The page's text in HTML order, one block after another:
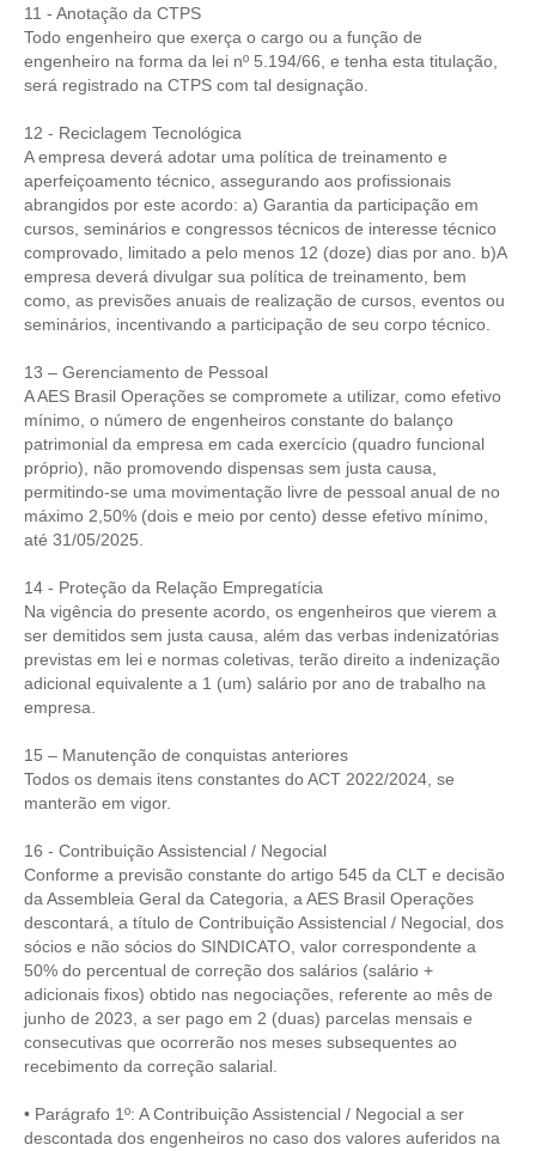
SEESPPREV
CONSÓRCIOS
CAMPANHAS SALARIAIS
COMUNICAÇÃO
PALAVRA DO MURILO
NOTÍCIAS
CONTEÚDO ESPECIAL
JORNAL DO ENGENHEIRO
AGENDA
SEESP NOTÍCIAS
NOTÍCIAS NO WHATSAPP
PUBLICAÇÕES
PUBLICIDADE
MANUAL DE REDAÇÃO
RELEASES
CONTATO
CADASTRO
11 - Anotação da CTPS
Todo engenheiro que exerça o cargo ou a função de
engenheiro na forma da lei nº 5.194/66, e tenha esta titulação,
será registrado na CTPS com tal designação.
12 - Reciclagem Tecnológica
A empresa deverá adotar uma política de treinamento e
aperfeiçoamento técnico, assegurando aos profissionais
abrangidos por este acordo: a) Garantia da participação em
cursos, seminários e congressos técnicos de interesse técnico
comprovado, limitado a pelo menos 12 (doze) dias por ano. b)A
empresa deverá divulgar sua política de treinamento, bem
como, as previsões anuais de realização de cursos, eventos ou
seminários, incentivando a participação de seu corpo técnico.
13 – Gerenciamento de Pessoal
A AES Brasil Operações se compromete a utilizar, como efetivo
mínimo, o número de engenheiros constante do balanço
patrimonial da empresa em cada exercício (quadro funcional
próprio), não promovendo dispensas sem justa causa,
permitindo-se uma movimentação livre de pessoal anual de no
máximo 2,50% (dois e meio por cento) desse efetivo mínimo,
até 31/05/2025.
14 - Proteção da Relação Empregatícia
Na vigência do presente acordo, os engenheiros que vierem a
ser demitidos sem justa causa, além das verbas indenizatórias
previstas em lei e normas coletivas, terão direito a indenização
adicional equivalente a 1 (um) salário por ano de trabalho na
empresa.
15 – Manutenção de conquistas anteriores
Todos os demais itens constantes do ACT 2022/2024, se
manterão em vigor.
16 - Contribuição Assistencial / Negocial
Conforme a previsão constante do artigo 545 da CLT e decisão
da Assembleia Geral da Categoria, a AES Brasil Operações
descontará, a título de Contribuição Assistencial / Negocial, dos
sócios e não sócios do SINDICATO, valor correspondente a
50% do percentual de correção dos salários (salário +
adicionais fixos) obtido nas negociações, referente ao mês de
junho de 2023, a ser pago em 2 (duas) parcelas mensais e
consecutivas que ocorrerão nos meses subsequentes ao
recebimento da correção salarial.
• Parágrafo 1º: A Contribuição Assistencial / Negocial a ser
descontada dos engenheiros no caso dos valores auferidos na